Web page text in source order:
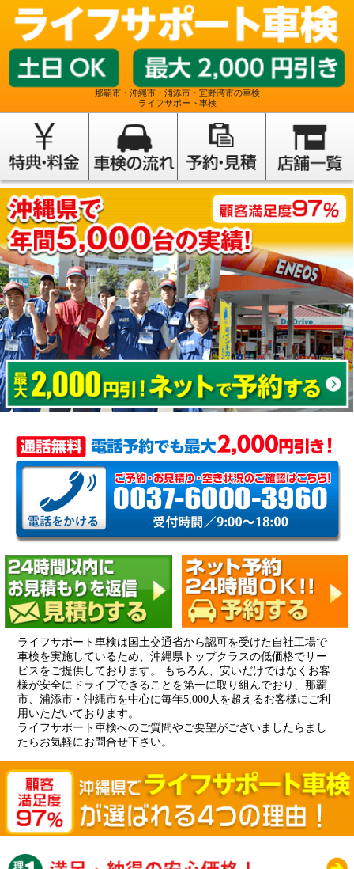
那覇市・沖縄市・浦添市・宜野湾市の車検
ライフサポート車検
ライフサポート車検は国土交通省から認可を受けた自社工場で
車検を実施しているため、沖縄県トップクラスの低価格でサー
ビスをご提供しております。 もちろん、安いだけではなくお客
様が安全にドライブできることを第一に取り組んでおり、那覇
市、浦添市・沖縄市を中心に毎年5,000人を超えるお客様にご利
用いただいております。
ライフサポート車検へのご質問やご要望がございましたらまし
たらお気軽にお問合せ下さい。